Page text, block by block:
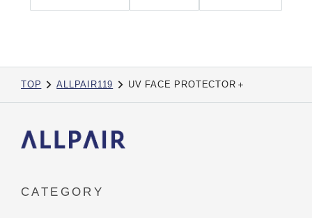
TOP ALLPAIR119 UV FACE PROTECTOR＋
CATEGORY